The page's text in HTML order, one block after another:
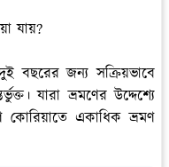
যায়?
বছরের জন্য সক্রিয়ভাবে
যারা ভ্রমণের উদ্দেশ্যে
কোরিয়াতে একাধিক ভ্রমণ